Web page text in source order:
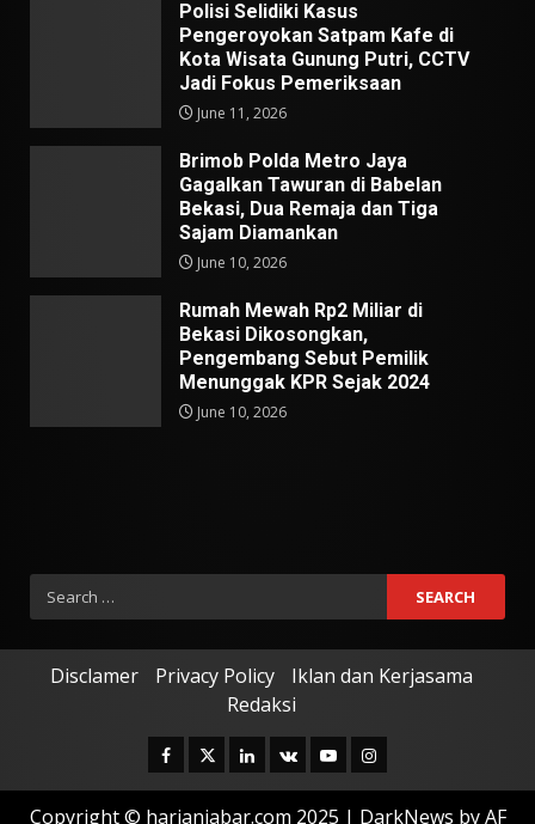
Polisi Selidiki Kasus
Pengeroyokan Satpam Kafe di
Kota Wisata Gunung Putri, CCTV
Jadi Fokus Pemeriksaan
June 11, 2026
Brimob Polda Metro Jaya
Gagalkan Tawuran di Babelan
Bekasi, Dua Remaja dan Tiga
Sajam Diamankan
June 10, 2026
Rumah Mewah Rp2 Miliar di
Bekasi Dikosongkan,
Pengembang Sebut Pemilik
Menunggak KPR Sejak 2024
June 10, 2026
Search
for:
Disclamer Privacy Policy
Iklan dan Kerjasama
Redaksi
Facebook
TwitterLinkedin
VK YoutubeInstagram
Copyright © harianjabar.com 2025 | DarkNews by AF